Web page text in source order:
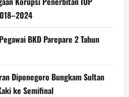
BKD Parepare 2 Tahun
Diponegoro Bungkam Sultan
ke Semifinal